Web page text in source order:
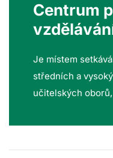
Centrum
Je místem
středních a
učitelských